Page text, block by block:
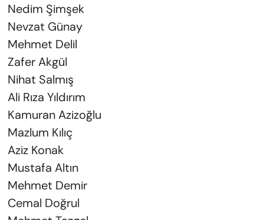
Nedim Şimşek
Nevzat Günay
Mehmet Delil
Zafer Akgül
Nihat Salmış
Ali Rıza Yıldırım
Kamuran Azizoğlu
Mazlum Kılıç
Aziz Konak
Mustafa Altın
Mehmet Demir
Cemal Doğrul